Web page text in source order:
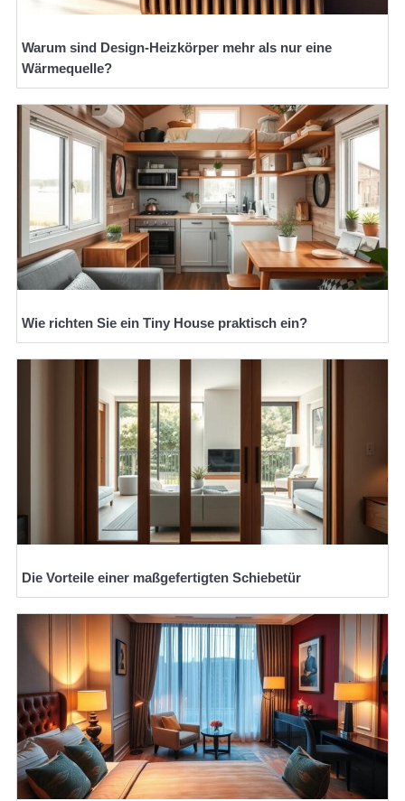
Warum sind Design-Heizkörper mehr als nur eine
Wärmequelle?
Wie richten Sie ein Tiny House praktisch ein?
Die Vorteile einer maßgefertigten Schiebetür